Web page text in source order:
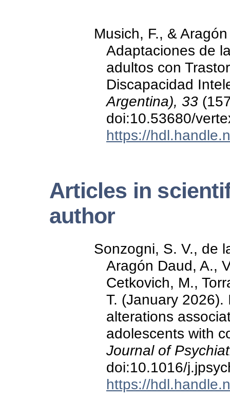
Musich, F., &
Adaptaciones de
adultos con
Discapacidad
Argentina), 33
doi:10.53680/
https://
Articles in
author
Sonzogni, S. V., de
Aragón Daud, A.,
Cetkovich, M.,
T. (January
alterations
adolescents with
Journal of
doi:10.1016/
https://